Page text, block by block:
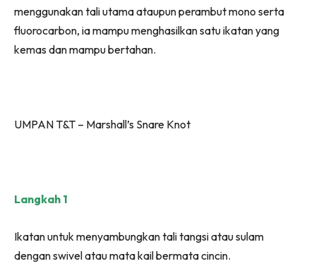
menggunakan tali utama ataupun perambut mono serta
fluorocarbon, ia mampu menghasilkan satu ikatan yang
kemas dan mampu bertahan.
UMPAN T&T – Marshall’s Snare Knot
Langkah 1
Ikatan untuk menyambungkan tali tangsi atau sulam
dengan swivel atau mata kail bermata cincin.